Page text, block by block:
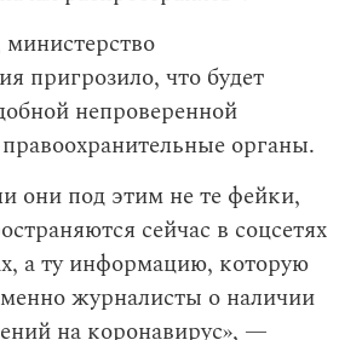
пригрозило, что будет
непроверенной
органы.
они под этим не те фейки,
сейчас в соцсетях
а ту информацию, которую
журналисты о наличии
на коронавирус», —